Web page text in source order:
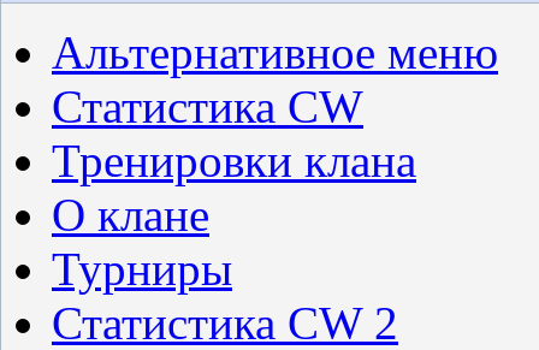
Альтернативное меню
Статистика CW
Тренировки клана
О клане
Турниры
Статистика CW 2